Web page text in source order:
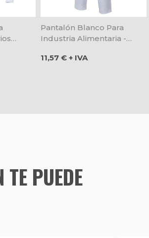
Pantalón Blanco Para
Industria Alimentaria -
Precio
11,57 € + IVA
PUEDE